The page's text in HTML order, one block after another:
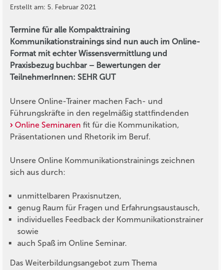
Erstellt am: 5. Februar 2021
Termine für alle Kompakttraining
Kommunikationstrainings sind nun auch im Online-
Format mit echter Wissensvermittlung und
Praxisbezug buchbar – Bewertungen der
TeilnehmerInnen: SEHR GUT
Unsere Online-Trainer machen Fach- und
Führungskräfte in den regelmäßig stattfindenden
Online Seminaren fit für die Kommunikation,
Präsentationen und Rhetorik im Beruf.
Unsere Online Kommunikationstrainings zeichnen
sich aus durch:
unmittelbaren Praxisnutzen,
genug Raum für Fragen und Erfahrungsaustausch,
individuelles Feedback der Kommunikationstrainer
sowie
auch Spaß im Online Seminar.
Das Weiterbildungsangebot zum Thema